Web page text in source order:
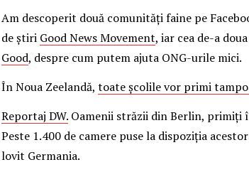
Am descoperit două comunități faine pe
de știri Good News Movement, iar cea de-a
Good, despre cum putem ajuta ONG-urile mici.
În Noua Zeelandă, toate școlile vor primi
Reportaj DW.Oamenii străzii din Berlin, primiți
Peste 1.400 de camere puse la dispoziția
lovit Germania.